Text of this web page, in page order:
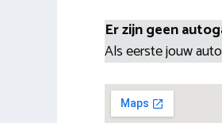
Er zijn geen
Als eerste jouw